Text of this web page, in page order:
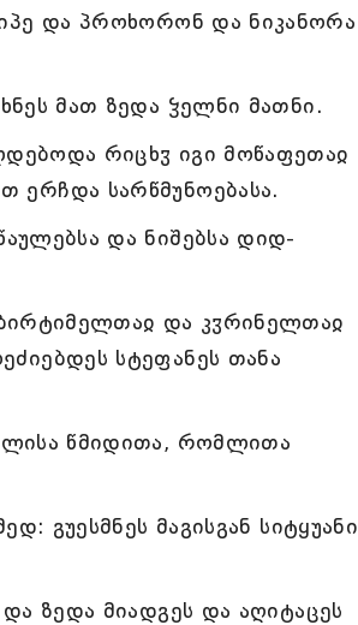
და პროხორონ და ნიკანორა
მათ ზედა ჴელნი მათნი.
რიცხჳ იგი მოწაფეთაჲ
სარწმუნოებასა.
და ნიშებსა დიდ-
და კჳრინელთაჲ
სტეფანეს თანა
წმიდითა, რომლითა
გუესმნეს მაგისგან სიტყუანი
ზედა მიადგეს და აღიტაცეს